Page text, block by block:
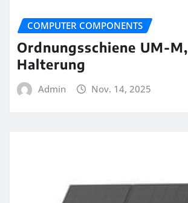
COMPUTER COMPONENTS
Ordnungsschiene UM-M,
Halterung
Admin Nov. 14, 2025